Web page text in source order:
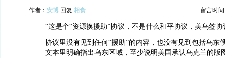
作者： 安博 回复 相食 留言时间
“这是个“资源换援助”协议，不是什么和平协议，美乌签
协议里没有见到任何“援助”的内容，也没有见到包括乌东
文本里明确指出乌东区域，至少说明美国承认乌克兰的版